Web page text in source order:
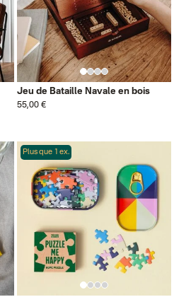
Jeu de Bataille Navale en bois
55,00 €
Plus que 1 ex.